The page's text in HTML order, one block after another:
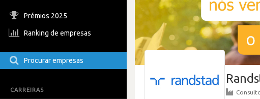
Prémios 2025
Ranking de empresas
Procurar empresas
CARREIRAS